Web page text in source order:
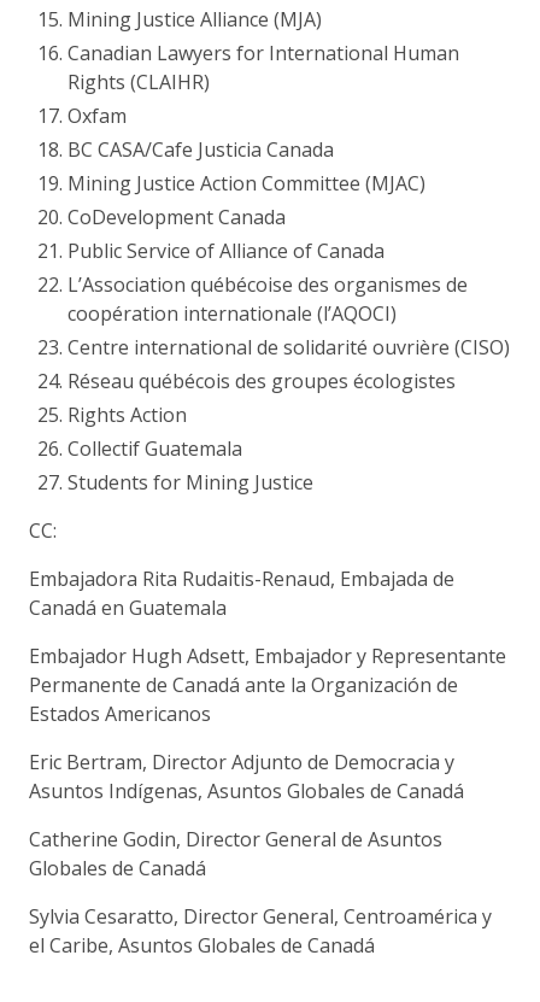
Mining Justice Alliance (MJA)
Canadian Lawyers for International Human
Rights (CLAIHR)
Oxfam
BC CASA/Cafe Justicia Canada
Mining Justice Action Committee (MJAC)
CoDevelopment Canada
Public Service of Alliance of Canada
L’Association québécoise des organismes de
coopération internationale (l’AQOCI)
Centre international de solidarité ouvrière (CISO)
Réseau québécois des groupes écologistes
Rights Action
Collectif Guatemala
Students for Mining Justice
CC:
Embajadora Rita Rudaitis-Renaud, Embajada de
Canadá en Guatemala
Embajador Hugh Adsett, Embajador y Representante
Permanente de Canadá ante la Organización de
Estados Americanos
Eric Bertram, Director Adjunto de Democracia y
Asuntos Indígenas, Asuntos Globales de Canadá
Catherine Godin, Director General de Asuntos
Globales de Canadá
Sylvia Cesaratto, Director General, Centroamérica y
el Caribe, Asuntos Globales de Canadá